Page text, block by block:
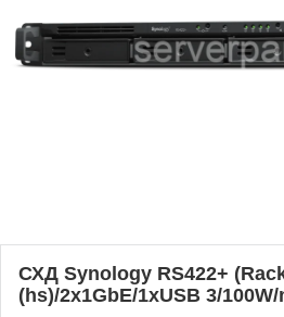
СХД Synology RS422+
(hs)/2x1GbE/1xUSB 3/